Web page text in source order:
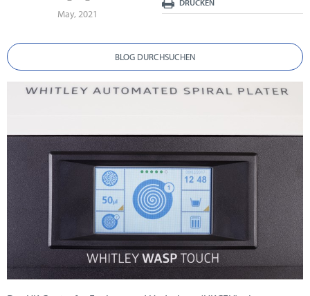
May, 2021
DRUCKEN
BLOG DURCHSUCHEN